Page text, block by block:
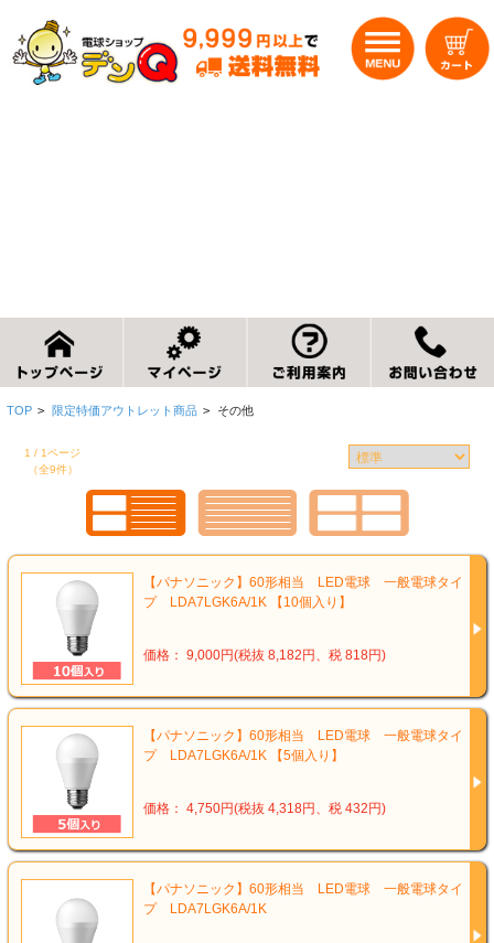
TOP > 限定特価アウトレット商品 > その他
1 / 1ページ
（全9件）
【パナソニック】60形相当 LED電球 一般電球タイ
プ LDA7LGK6A/1K 【10個入り】
価格： 9,000円(税抜 8,182円、税 818円)
【パナソニック】60形相当 LED電球 一般電球タイ
プ LDA7LGK6A/1K 【5個入り】
価格： 4,750円(税抜 4,318円、税 432円)
【パナソニック】60形相当 LED電球 一般電球タイ
プ LDA7LGK6A/1K